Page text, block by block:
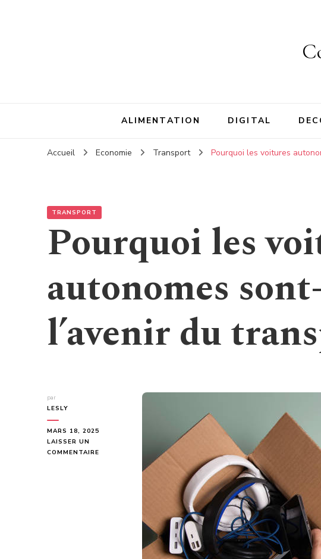
ALIMENTATION DIGITAL
Accueil Economie Transport Pourquoi les voitures
TRANSPORT
Pourquoi les
autonomes
l’avenir du
par
LESLY
MARS 18, 2025
LAISSER UN
COMMENTAIRE
TRANSPORT